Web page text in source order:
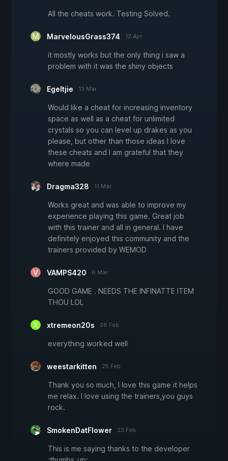
All the cheats work. Testing Solved.
MarvelousGrass374 12 Apr
it mostly works but the only thing i saw a
problem with it was the shiny objects
Egeltjie 13 Mär
Would like a cheat for increasing inventory
space as well as a cheat for unlimited
crystals so you can level up drakes as you
please, but other than those ideas I love
these cheats and I am grateful that they
where made
Dragma328 11 Mär
Works great and was able to improve my
experience playing this game. Great job
with this trainer and all in general. I have
definitely enjoyed this community and the
trainers provided by WEMOD
VAMPS420 6 Mär
GOOD GAME . NEEDS THE INFINATTE ITEM
THOU LOL
xtremeon20s 28 Feb
everything worked well
weestarkitten 25 Feb
Thank you so much, I love this game it helps
me relax. I love using the trainers,you guys
rock.
SmokenDatFlower 23 Feb
This is me saying thanks to the developer